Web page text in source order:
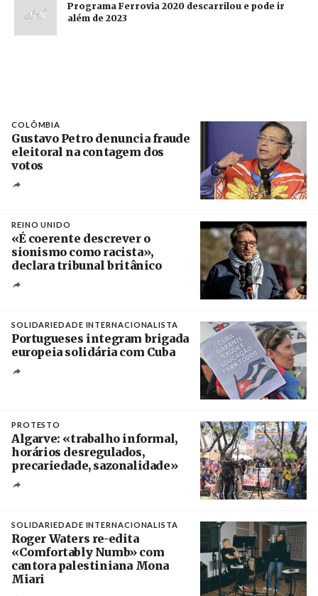
Programa Ferrovia 2020 descarrilou e pode ir
além de 2023
COLÔMBIA
Gustavo Petro denuncia fraude
eleitoral na contagem dos
votos
REINO UNIDO
«É coerente descrever o
sionismo como racista»,
declara tribunal britânico
SOLIDARIEDADE INTERNACIONALISTA
Portugueses integram brigada
europeia solidária com Cuba
PROTESTO
Algarve: «trabalho informal,
horários desregulados,
precariedade, sazonalidade»
SOLIDARIEDADE INTERNACIONALISTA
Roger Waters re-edita
«Comfortably Numb» com
cantora palestiniana Mona
Miari